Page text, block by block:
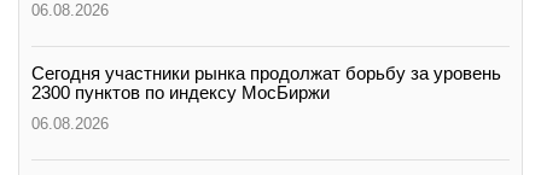
06.08.2026
Сегодня участники рынка продолжат борьбу за уровень
2300 пунктов по индексу МосБиржи
06.08.2026